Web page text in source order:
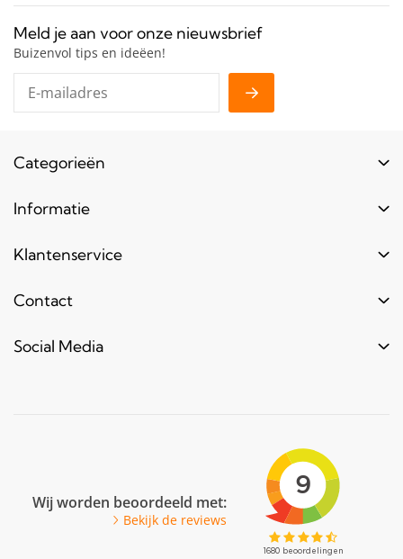
Meld je aan voor onze nieuwsbrief
Buizenvol tips en ideëen!
Categorieën
Buizen
Hout
Toebehoren
Reclameframes
Informatie
Login
Bestel informatie
Blogs & laatste nieuws
Klantenservice
Contact
Retourneren
Contact
info@bouwbuis.nl
Social Media
Wij worden beoordeeld met:
Bekijk de reviews